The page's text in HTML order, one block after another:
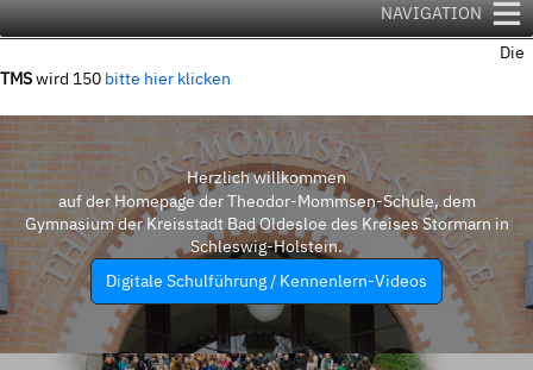
NAVIGATION
Die
TMSwird 150 bitte hier klicken
Herzlich willkommen
auf der Homepage der Theodor-Mommsen-Schule, dem
Gymnasium der Kreisstadt Bad Oldesloe des Kreises Stormarn in
Schleswig-Holstein.
Digitale Schulführung / Kennenlern-Videos